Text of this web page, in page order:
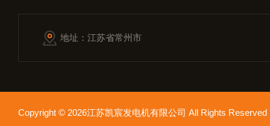
地址：江苏省常州市
Copyright © 2026江苏凯宸发电机有限公司 All Rights